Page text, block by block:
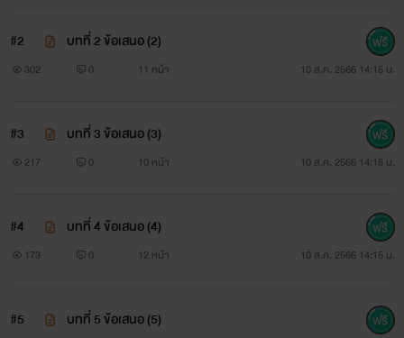
#2 บทที่ 2 ข้อเสนอ (2)
302 0 11 หน้า 10 ส.ค. 2566 14:15 น.
#3 บทที่ 3 ข้อเสนอ (3)
217 0 10 หน้า 10 ส.ค. 2566 14:15 น.
#4 บทที่ 4 ข้อเสนอ (4)
173 0 12 หน้า 10 ส.ค. 2566 14:15 น.
#5 บทที่ 5 ข้อเสนอ (5)